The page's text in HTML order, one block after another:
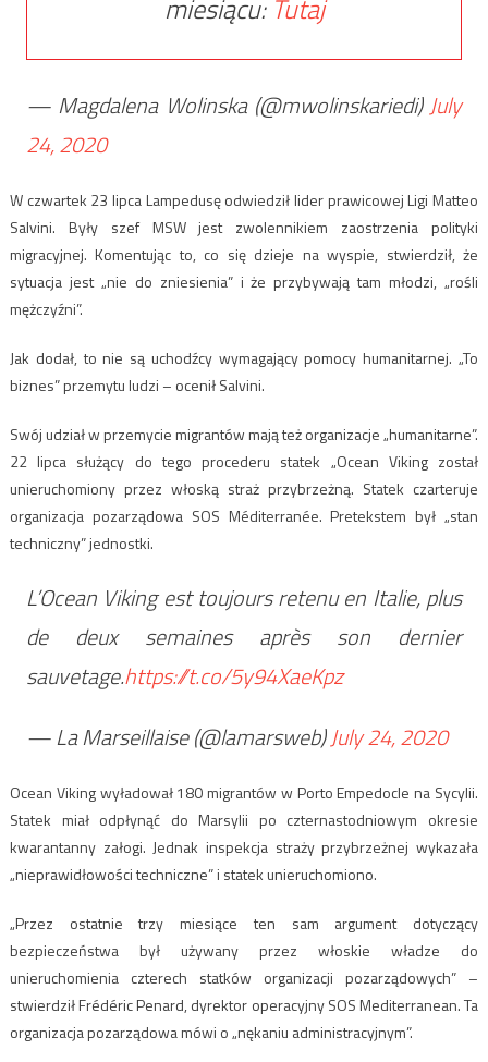
miesiącu: Tutaj
— Magdalena Wolinska (@mwolinskariedi)July
24, 2020
W czwartek 23 lipca Lampedusę odwiedził lider prawicowej Ligi Matteo
Salvini. Były szef MSW jest zwolennikiem zaostrzenia polityki
migracyjnej. Komentując to, co się dzieje na wyspie, stwierdził, że
sytuacja jest „nie do zniesienia” i że przybywają tam młodzi, „rośli
mężczyźni”.
Jak dodał, to nie są uchodźcy wymagający pomocy humanitarnej. „To
biznes” przemytu ludzi – ocenił Salvini.
Swój udział w przemycie migrantów mają też organizacje „humanitarne”.
22 lipca służący do tego procederu statek „Ocean Viking został
unieruchomiony przez włoską straż przybrzeżną. Statek czarteruje
organizacja pozarządowa SOS Méditerranée. Pretekstem był „stan
techniczny” jednostki.
L’Ocean Viking est toujours retenu en Italie, plus
de deux semaines après son dernier
sauvetage.https://t.co/5y94XaeKpz
— La Marseillaise (@lamarsweb)July 24, 2020
Ocean Viking wyładował 180 migrantów w Porto Empedocle na Sycylii.
Statek miał odpłynąć do Marsylii po czternastodniowym okresie
kwarantanny załogi. Jednak inspekcja straży przybrzeżnej wykazała
„nieprawidłowości techniczne” i statek unieruchomiono.
„Przez ostatnie trzy miesiące ten sam argument dotyczący
bezpieczeństwa był używany przez włoskie władze do
unieruchomienia czterech statków organizacji pozarządowych” –
stwierdził Frédéric Penard, dyrektor operacyjny SOS Mediterranean. Ta
organizacja pozarządowa mówi o „nękaniu administracyjnym”.